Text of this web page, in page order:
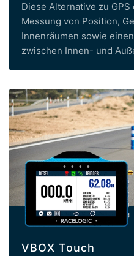
Diese Alternative zu
Messung von Position,
Innenräumen sowie
zwischen Innen- und
VBOX Touch